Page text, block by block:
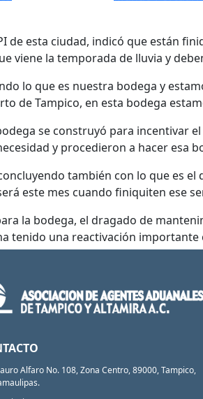
de esta ciudad, indicó que están
viene la temporada de lluvia y
lo que es nuestra bodega y
de Tampico, en esta bodega
se construyó para incentivar
y procedieron a hacer esa
también con lo que es
este mes cuando finiquiten ese
la bodega, el dragado de
tenido una reactivación
Alfaro No. 108, Zona Centro, 89000, Tampico,